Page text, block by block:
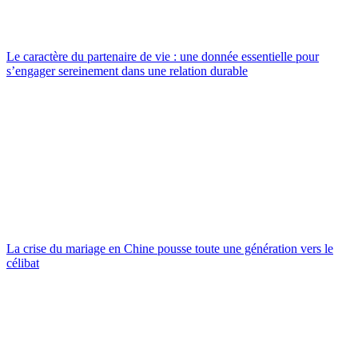
Le caractère du partenaire de vie : une donnée essentielle pour
s’engager sereinement dans une relation durable
La crise du mariage en Chine pousse toute une génération vers le
célibat